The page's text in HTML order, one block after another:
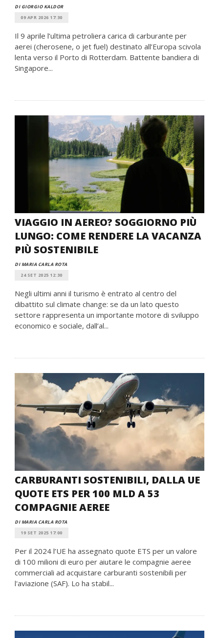
DI GIORGIO KALDOR
09 APR 2026 17:30
Il 9 aprile l’ultima petroliera carica di carburante per
aerei (cherosene, o jet fuel) destinato all’Europa scivola
lenta verso il Porto di Rotterdam. Battente bandiera di
Singapore...
VIAGGIO IN AEREO? SOGGIORNO PIÙ
LUNGO: COME RENDERE LA VACANZA
PIÙ SOSTENIBILE
DI MARIA CARLA ROTA
24 SET 2025 12:30
Negli ultimi anni il turismo è entrato al centro del
dibattito sul climate change: se da un lato questo
settore rappresenta un importante motore di sviluppo
economico e sociale, dall’al...
CARBURANTI SOSTENIBILI, DALLA UE
QUOTE ETS PER 100 MLD A 53
COMPAGNIE AEREE
DI MARIA CARLA ROTA
19 SET 2025 17:00
Per il 2024 l’UE ha assegnato quote ETS per un valore
di 100 milioni di euro per aiutare le compagnie aeree
commerciali ad acquistare carburanti sostenibili per
l'aviazione (SAF). Lo ha stabil...